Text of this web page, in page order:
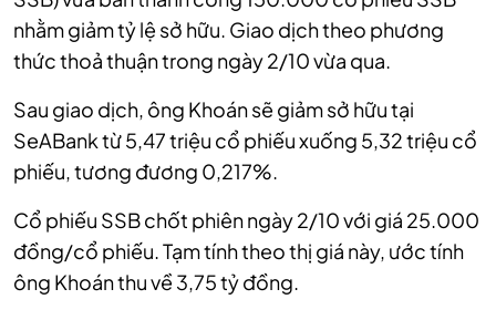
nhằm giảm tỷ lệ sở hữu. Giao dịch theo phương
thức thoả thuận trong ngày 2/10 vừa qua.
Sau giao dịch, ông Khoán sẽ giảm sở hữu tại
SeABank từ 5,47 triệu cổ phiếu xuống 5,32 triệu cổ
phiếu, tương đương 0,217%.
Cổ phiếu SSB chốt phiên ngày 2/10 với giá 25.000
đồng/cổ phiếu. Tạm tính theo thị giá này, ước tính
ông Khoán thu về 3,75 tỷ đồng.